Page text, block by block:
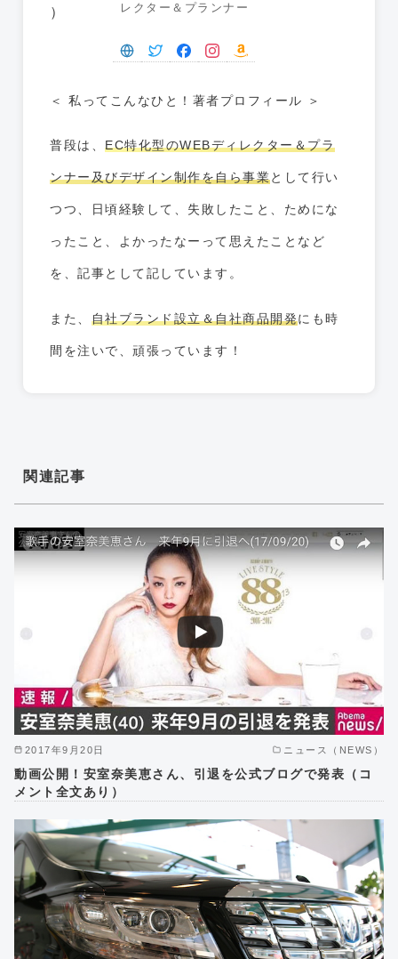
レクター＆プランナー
＜ 私ってこんなひと！著者プロフィール ＞
普段は、 EC特化型のWEBディレクター＆プラ
ンナー及びデザイン制作を自ら事業として行い
つつ、日頃経験して、失敗したこと、ためにな
ったこと、よかったなーって思えたことなど
を、記事として記しています。
また、 自社ブランド設立＆自社商品開発にも時
間を注いで、頑張っています！
関連記事
2017年9月20日 ニュース（NEWS）
動画公開！安室奈美恵さん、引退を公式ブログで発表（コ
メント全文あり）